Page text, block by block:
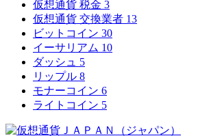
仮想通貨 税金 3
仮想通貨 交換業者 13
ビットコイン 30
イーサリアム 10
ダッシュ 5
リップル 8
モナーコイン 6
ライトコイン 5